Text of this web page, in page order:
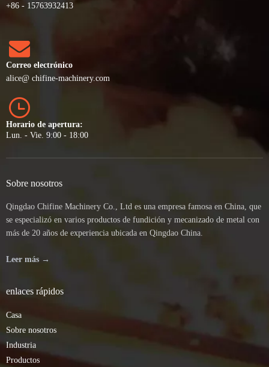
+86 - 15763932413
Correo electrónico
alice@ chifine-machinery.com
Horario de apertura:
Lun. - Vie. 9:00 - 18:00
Sobre nosotros
Qingdao Chifine Machinery Co., Ltd es una empresa famosa en China, que
se especializó en varios productos de fundición y mecanizado de metal con
más de 20 años de experiencia ubicada en Qingdao China.
Leer más →
enlaces rápidos
Casa
Sobre nosotros
Industria
Productos